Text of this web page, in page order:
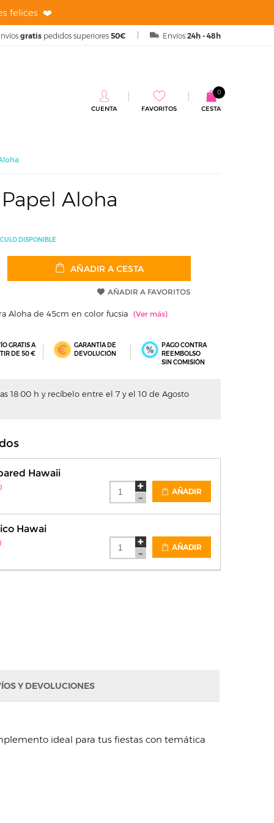
felices ❤️
Envíos 24h - 48h
gratis pedidos superiores 50€
CESTA
0
CUENTA FAVORITOS
Aloha
DISPONIBLE
AÑADIR A CESTA
AÑADIR A FAVORITOS
Aloha de 45cm en color fucsia
GRATIS A
DE 50 €
GARANTÍA DE
DEVOLUCIÓN
PAGO CONTRA
REEMBOLSO
SIN COMISIÓN
18:00 h y recíbelo entre el 7 y el 10 de Agosto
Hawaii
AÑADIR
Hawai
AÑADIR
Y DEVOLUCIONES
ideal para tus fiestas con temática